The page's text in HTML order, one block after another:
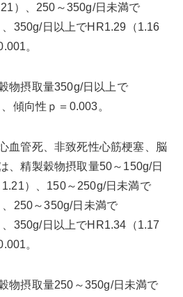
）、250～350g/日未満で
350g/日以上でHR1.29（1.16
。
物摂取量350g/日以上で
傾向性ｐ＝0.003。
血管死、非致死性心筋梗塞、脳
、精製穀物摂取量50～150g/日
）、150～250g/日未満で
250～350g/日未満で
350g/日以上でHR1.34（1.17
。
物摂取量250～350g/日未満で